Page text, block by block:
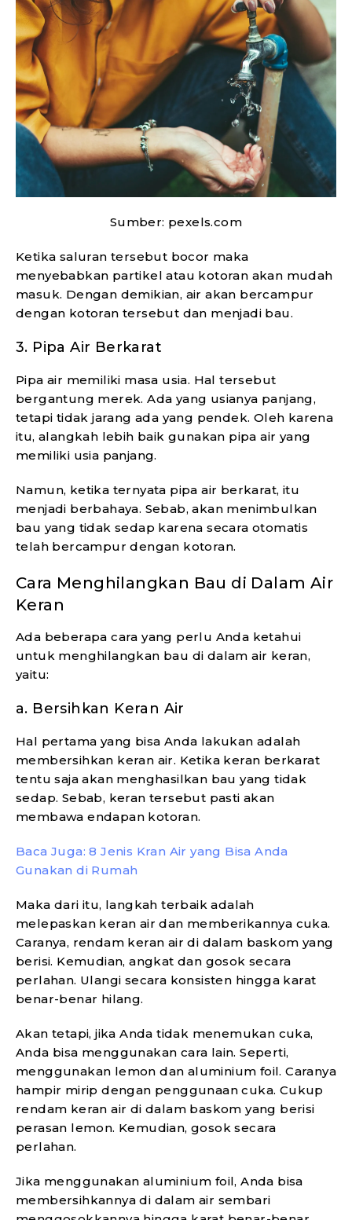
Sumber: pexels.com
Ketika saluran tersebut bocor maka
menyebabkan partikel atau kotoran akan mudah
masuk. Dengan demikian, air akan bercampur
dengan kotoran tersebut dan menjadi bau.
3. Pipa Air Berkarat
Pipa air memiliki masa usia. Hal tersebut
bergantung merek. Ada yang usianya panjang,
tetapi tidak jarang ada yang pendek. Oleh karena
itu, alangkah lebih baik gunakan pipa air yang
memiliki usia panjang.
Namun, ketika ternyata pipa air berkarat, itu
menjadi berbahaya. Sebab, akan menimbulkan
bau yang tidak sedap karena secara otomatis
telah bercampur dengan kotoran.
Cara Menghilangkan Bau di Dalam Air
Keran
Ada beberapa cara yang perlu Anda ketahui
untuk menghilangkan bau di dalam air keran,
yaitu:
a. Bersihkan Keran Air
Hal pertama yang bisa Anda lakukan adalah
membersihkan keran air. Ketika keran berkarat
tentu saja akan menghasilkan bau yang tidak
sedap. Sebab, keran tersebut pasti akan
membawa endapan kotoran.
Baca Juga: 8 Jenis Kran Air yang Bisa Anda
Gunakan di Rumah
Maka dari itu, langkah terbaik adalah
melepaskan keran air dan memberikannya cuka.
Caranya, rendam keran air di dalam baskom yang
berisi. Kemudian, angkat dan gosok secara
perlahan. Ulangi secara konsisten hingga karat
benar-benar hilang.
Akan tetapi, jika Anda tidak menemukan cuka,
Anda bisa menggunakan cara lain. Seperti,
menggunakan lemon dan aluminium foil. Caranya
hampir mirip dengan penggunaan cuka. Cukup
rendam keran air di dalam baskom yang berisi
perasan lemon. Kemudian, gosok secara
perlahan.
Jika menggunakan aluminium foil, Anda bisa
membersihkannya di dalam air sembari